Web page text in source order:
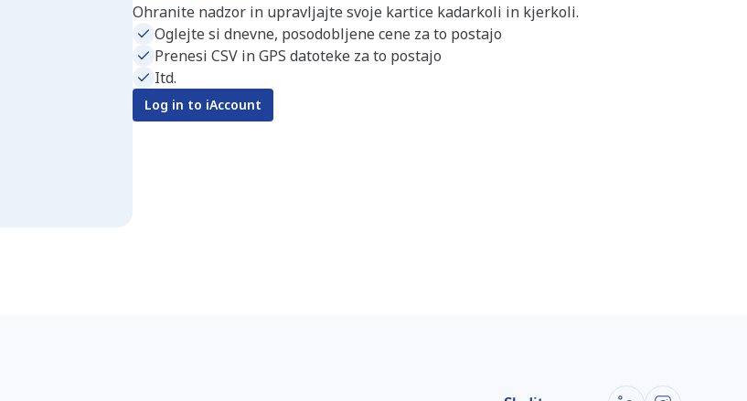
Ohranite nadzor in upravljajte svoje kartice kadarkoli in kjerkoli.
Oglejte si dnevne, posodobljene cene za to postajo
Prenesi CSV in GPS datoteke za to postajo
Itd.
Log in to iAccount